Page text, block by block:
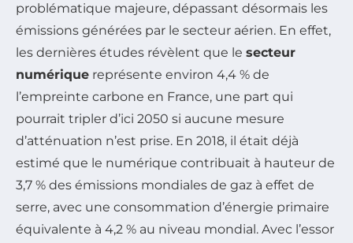
problématique majeure, dépassant désormais les
émissions générées par le secteur aérien. En effet,
les dernières études révèlent que le secteur
numérique représente environ 4,4 % de
l’empreinte carbone en France, une part qui
pourrait tripler d’ici 2050 si aucune mesure
d’atténuation n’est prise. En 2018, il était déjà
estimé que le numérique contribuait à hauteur de
3,7 % des émissions mondiales de gaz à effet de
serre, avec une consommation d’énergie primaire
équivalente à 4,2 % au niveau mondial. Avec l’essor